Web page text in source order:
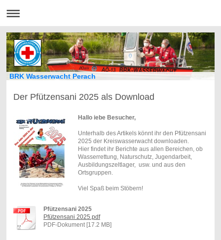
BRK Wasserwacht Perach
Der Pfützensani 2025 als Download
Hallo iebe Besucher,
Unterhalb des Artikels könnt ihr den Pfützensani
2025 der Kreiswasserwacht downloaden.
Hier findet ihr Berichte aus allen Bereichen, ob
Wasserrettung, Naturschutz, Jugendarbeit,
Ausbildungszeltlager, usw. und aus den
Ortsgruppen.
Viel Spaß beim Stöbern!
Pfützensani 2025
Pfützensani 2025.pdf
PDF-Dokument [17.2 MB]